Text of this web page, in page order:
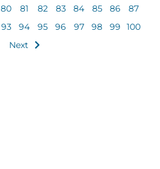
80 81 82 83 84 85 86
87
93 94 95 96 97 98 99
100
Next